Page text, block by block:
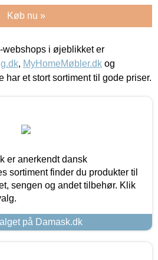
Køb nu »
i øjeblikket er
, MyHomeMøbler.dk og
har et stort sortiment til gode priser.
er anerkendt dansk
sortiment finder du produkter til
sengen og andet tilbehør. Klik
på Damask.dk